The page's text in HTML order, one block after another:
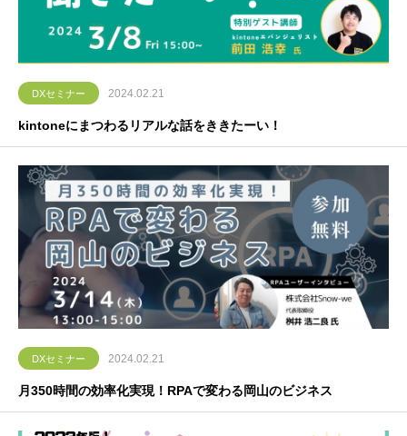
DXセミナー 2024.02.21
kintoneにまつわるリアルな話をききたーい！
DXセミナー 2024.02.21
月350時間の効率化実現！RPAで変わる岡山のビジネス